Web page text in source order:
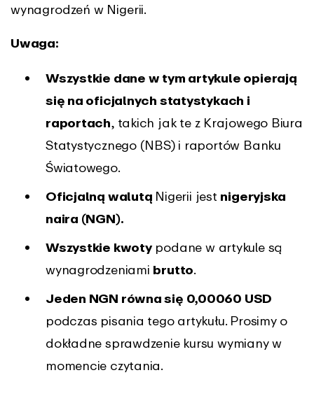
wynagrodzeń w Nigerii.
Uwaga:
Wszystkie dane w tym artykule opierają
się na oficjalnych statystykach i
raportach, takich jak te z Krajowego Biura
Statystycznego (NBS) i raportów Banku
Światowego.
Oficjalną walutą Nigerii jest nigeryjska
naira (NGN).
Wszystkie kwotypodane w artykule są
wynagrodzeniami brutto.
Jeden NGN równa się 0,00060 USD
podczas pisania tego artykułu. Prosimy o
dokładne sprawdzenie kursu wymiany w
momencie czytania.